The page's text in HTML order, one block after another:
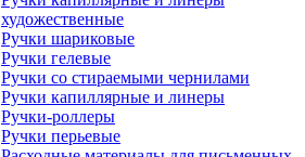
художественные
Ручки шариковые
Ручки гелевые
Ручки со стираемыми чернилами
Ручки капиллярные и линеры
Ручки-роллеры
Ручки перьевые